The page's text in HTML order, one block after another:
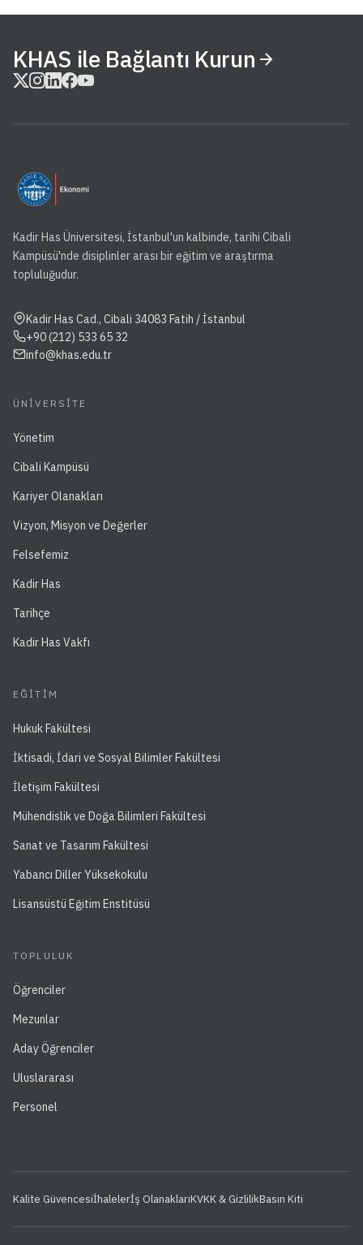
KHAS ile Bağlantı Kurun
Kadir Has Üniversitesi, İstanbul'un kalbinde, tarihi Cibali
Kampüsü'nde disiplinler arası bir eğitim ve araştırma
topluluğudur.
Kadir Has Cad., Cibali 34083 Fatih / İstanbul
+90 (212) 533 65 32
info@khas.edu.tr
ÜNIVERSITE
Yönetim
Cibali Kampüsü
Kariyer Olanakları
Vizyon, Misyon ve Değerler
Felsefemiz
Kadir Has
Tarihçe
Kadir Has Vakfı
EĞITIM
Hukuk Fakültesi
İktisadi, İdari ve Sosyal Bilimler Fakültesi
İletişim Fakültesi
Mühendislik ve Doğa Bilimleri Fakültesi
Sanat ve Tasarım Fakültesi
Yabancı Diller Yüksekokulu
Lisansüstü Eğitim Enstitüsü
TOPLULUK
Öğrenciler
Mezunlar
Aday Öğrenciler
Uluslararası
Personel
Kalite Güvencesiİhalelerİş OlanaklarıKVKK & GizlilikBasın Kiti